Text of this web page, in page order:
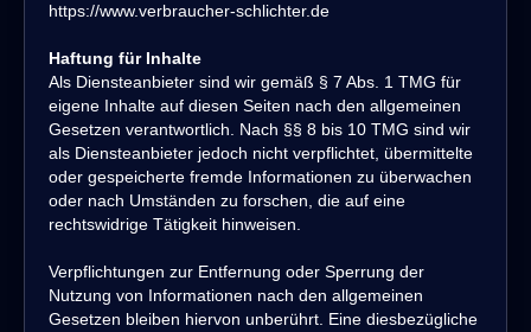
https://www.verbraucher-schlichter.de
Haftung für Inhalte
Als Diensteanbieter sind wir gemäß § 7 Abs. 1 TMG für
eigene Inhalte auf diesen Seiten nach den allgemeinen
Gesetzen verantwortlich. Nach §§ 8 bis 10 TMG sind wir
als Diensteanbieter jedoch nicht verpflichtet, übermittelte
oder gespeicherte fremde Informationen zu überwachen
oder nach Umständen zu forschen, die auf eine
rechtswidrige Tätigkeit hinweisen.
Verpflichtungen zur Entfernung oder Sperrung der
Nutzung von Informationen nach den allgemeinen
Gesetzen bleiben hiervon unberührt. Eine diesbezügliche